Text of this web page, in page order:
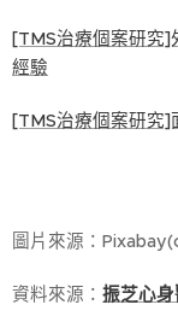
[TMS治療個案研究]
經驗
[TMS治療個案研究]
圖片來源：
資料來源： 振芝心